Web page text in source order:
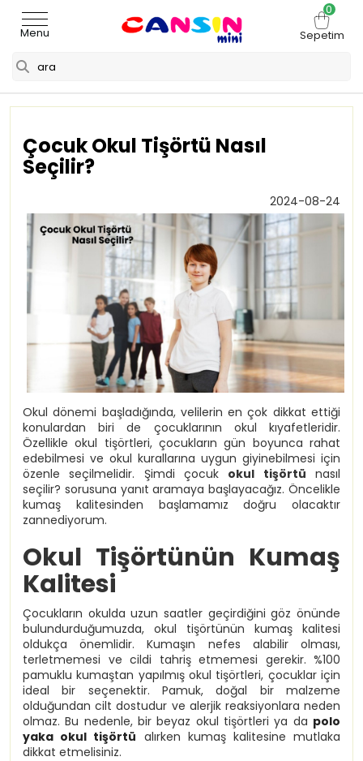
Menu
0
Sepetim
Çocuk Okul Tişörtü Nasıl
Seçilir?
2024-08-24
Okul dönemi başladığında, velilerin en çok dikkat ettiği
konulardan biri de çocuklarının okul kıyafetleridir.
Özellikle okul tişörtleri, çocukların gün boyunca rahat
edebilmesi ve okul kurallarına uygun giyinebilmesi için
özenle seçilmelidir. Şimdi çocuk okul tişörtü nasıl
seçilir? sorusuna yanıt aramaya başlayacağız. Öncelikle
kumaş kalitesinden başlamamız doğru olacaktır
zannediyorum.
Okul Tişörtünün Kumaş
Kalitesi
Çocukların okulda uzun saatler geçirdiğini göz önünde
bulundurduğumuzda, okul tişörtünün kumaş kalitesi
oldukça önemlidir. Kumaşın nefes alabilir olması,
terletmemesi ve cildi tahriş etmemesi gerekir. %100
pamuklu kumaştan yapılmış okul tişörtleri, çocuklar için
ideal bir seçenektir. Pamuk, doğal bir malzeme
olduğundan cilt dostudur ve alerjik reaksiyonlara neden
olmaz. Bu nedenle, bir beyaz okul tişörtleri ya da polo
yaka okul tişörtü alırken kumaş kalitesine mutlaka
dikkat etmelisiniz.